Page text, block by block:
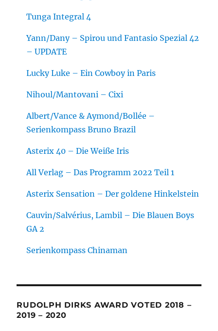
Tunga Integral 4
Yann/Dany – Spirou und Fantasio Spezial 42
– UPDATE
Lucky Luke – Ein Cowboy in Paris
Nihoul/Mantovani – Cixi
Albert/Vance & Aymond/Bollée –
Serienkompass Bruno Brazil
Asterix 40 – Die Weiße Iris
All Verlag – Das Programm 2022 Teil 1
Asterix Sensation – Der goldene Hinkelstein
Cauvin/Salvérius, Lambil – Die Blauen Boys
GA 2
Serienkompass Chinaman
RUDOLPH DIRKS AWARD VOTED 2018 –
2019 – 2020